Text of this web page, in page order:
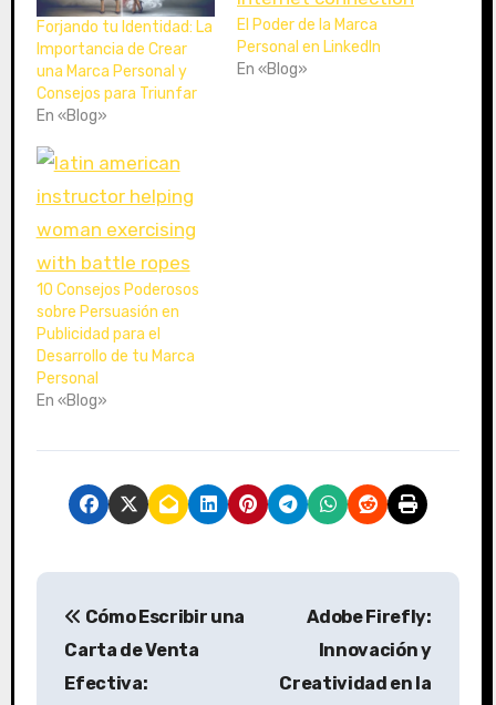
.
Forjando tu Identidad: La
Importancia de Crear
una Marca Personal y
Consejos para Triunfar
En «Blog»
El Poder de la Marca
Personal en LinkedIn
En «Blog»
10 Consejos Poderosos
sobre Persuasión en
Publicidad para el
Desarrollo de tu Marca
Personal
En «Blog»
N
Cómo Escribir una
Carta de Venta
Efectiva:
Adobe Firefly:
Innovación y
Creatividad en la